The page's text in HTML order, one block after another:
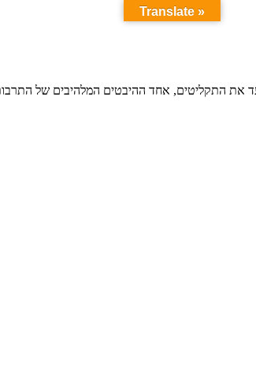
את התקליטים, אחד ההיבטים המלהיבים של
Translate »